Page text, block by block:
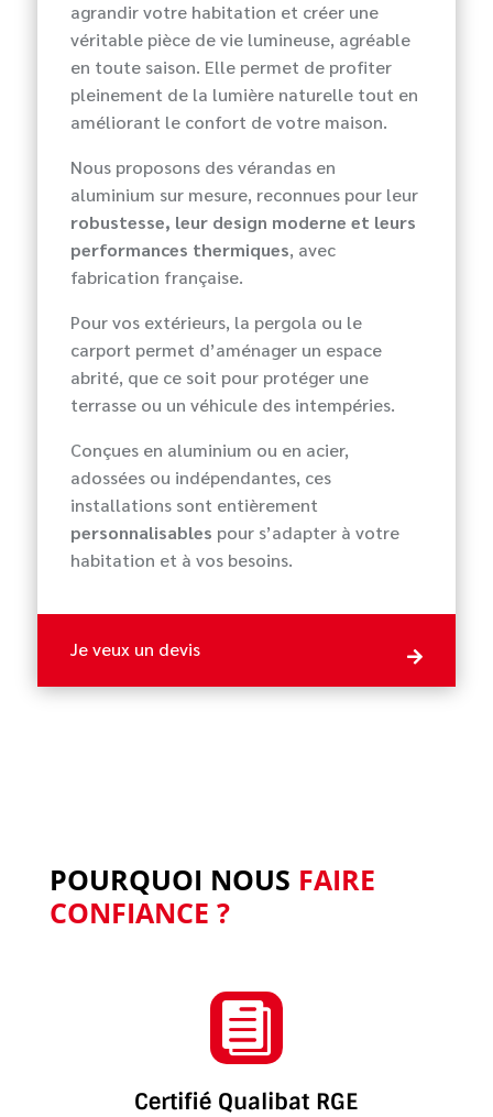
agrandir votre habitation et créer une
véritable pièce de vie lumineuse, agréable
en toute saison. Elle permet de profiter
pleinement de la lumière naturelle tout en
améliorant le confort de votre maison.
Nous proposons des vérandas en
aluminium sur mesure, reconnues pour leur
robustesse, leur design moderne et leurs
performances thermiques, avec
fabrication française.
Pour vos extérieurs, la pergola ou le
carport permet d’aménager un espace
abrité, que ce soit pour protéger une
terrasse ou un véhicule des intempéries.
Conçues en aluminium ou en acier,
adossées ou indépendantes, ces
installations sont entièrement
personnalisables pour s’adapter à votre
habitation et à vos besoins.
Je veux un devis 
POURQUOI NOUS FAIRE
CONFIANCE ?

Certifié Qualibat RGE